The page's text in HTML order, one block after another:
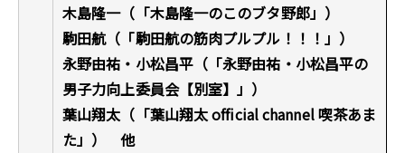
木島隆一（「木島隆一のこのブタ野郎」）
駒田航（「駒田航の筋肉プルプル！！！」）
永野由祐・小松昌平（「永野由祐・小松昌平の
男子力向上委員会【別室】」）
葉山翔太（「葉山翔太 official channel 喫茶あま
た」） 他